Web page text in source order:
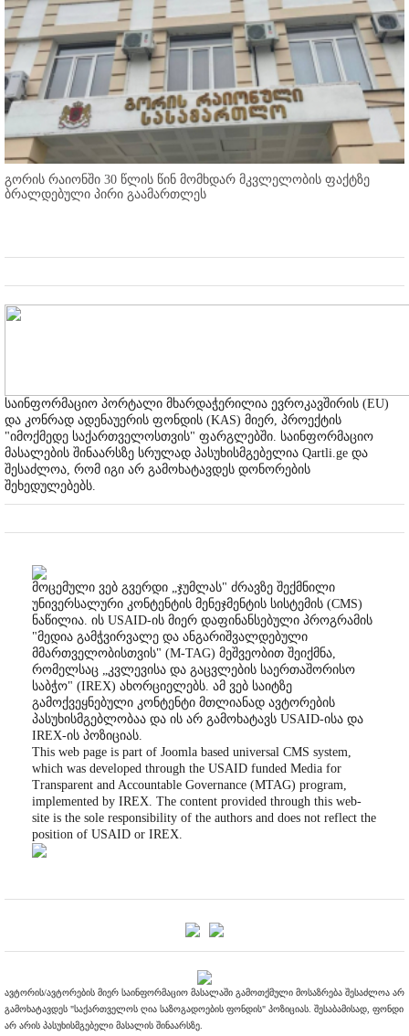
გორის რაიონში 30 წლის წინ მომხდარ მკვლელობის ფაქტზე
ბრალდებული პირი გაამართლეს
საინფორმაციო პორტალი მხარდაჭერილია ევროკავშირის (EU)
და კონრად ადენაუერის ფონდის (KAS) მიერ, პროექტის
"იმოქმედე საქართველოსთვის" ფარგლებში. საინფორმაციო
მასალების შინაარსზე სრულად პასუხისმგებელია Qartli.ge და
შესაძლოა, რომ იგი არ გამოხატავდეს დონორების
შეხედულებებს.
მოცემული ვებ გვერდი „ჯუმლას" ძრავზე შექმნილი
უნივერსალური კონტენტის მენეჯმენტის სისტემის (CMS)
ნაწილია. ის USAID-ის მიერ დაფინანსებული პროგრამის
"მედია გამჭვირვალე და ანგარიშვალდებული
მმართველობისთვის" (M-TAG) მეშვეობით შეიქმნა,
რომელსაც „კვლევისა და გაცვლების საერთაშორისო
საბჭო" (IREX) ახორციელებს. ამ ვებ საიტზე
გამოქვეყნებული კონტენტი მთლიანად ავტორების
პასუხისმგებლობაა და ის არ გამოხატავს USAID-ისა და
IREX-ის პოზიციას.
This web page is part of Joomla based universal CMS system,
which was developed through the USAID funded Media for
Transparent and Accountable Governance (MTAG) program,
implemented by IREX. The content provided through this web-
site is the sole responsibility of the authors and does not reflect the
position of USAID or IREX.
ავტორის/ავტორების მიერ საინფორმაციო მასალაში გამოთქმული მოსაზრება შესაძლოა არ
გამოხატავდეს "საქართველოს ღია საზოგადოების ფონდის" პოზიციას. შესაბამისად, ფონდი
არ არის პასუხისმგებელი მასალის შინაარსზე.